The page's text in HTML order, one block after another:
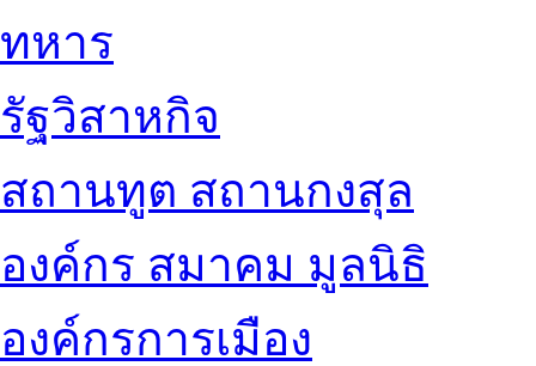
ทหาร
รัฐวิสาหกิจ
สถานทูต สถานกงสุล
องค์กร สมาคม มูลนิธิ
องค์กรการเมือง